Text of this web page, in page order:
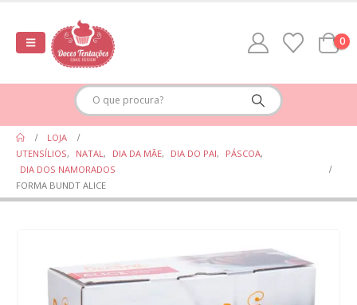
0
LOJA
UTENSÍLIOS, NATAL , DIA DA MÃE, DIA DO PAI, PÁSCOA,
DIA DOS NAMORADOS
FORMA BUNDT ALICE